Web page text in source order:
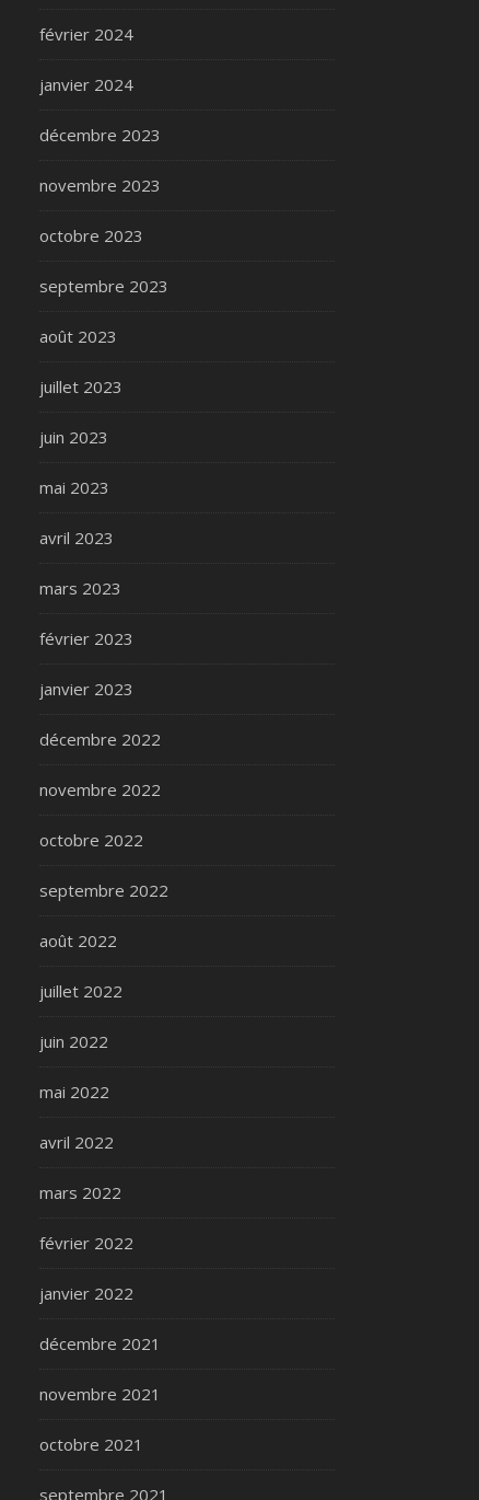
février 2024
janvier 2024
décembre 2023
novembre 2023
octobre 2023
septembre 2023
août 2023
juillet 2023
juin 2023
mai 2023
avril 2023
mars 2023
février 2023
janvier 2023
décembre 2022
novembre 2022
octobre 2022
septembre 2022
août 2022
juillet 2022
juin 2022
mai 2022
avril 2022
mars 2022
février 2022
janvier 2022
décembre 2021
novembre 2021
octobre 2021
septembre 2021